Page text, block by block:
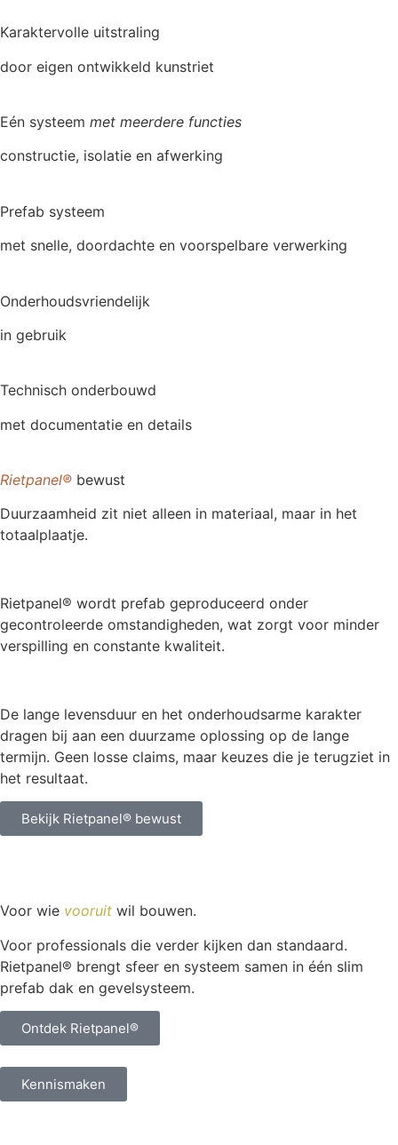
Karaktervolle uitstraling
door eigen ontwikkeld kunstriet
Eén systeem met meerdere functies
constructie, isolatie en afwerking
Prefab systeem
met snelle, doordachte en voorspelbare verwerking
Onderhoudsvriendelijk
in gebruik
Technisch onderbouwd
met documentatie en details
Rietpanel® bewust
Duurzaamheid zit niet alleen in materiaal, maar in het
totaalplaatje.
Rietpanel® wordt prefab geproduceerd onder
gecontroleerde omstandigheden, wat zorgt voor minder
verspilling en constante kwaliteit.
De lange levensduur en het onderhoudsarme karakter
dragen bij aan een duurzame oplossing op de lange
termijn. Geen losse claims, maar keuzes die je terugziet in
het resultaat.
Bekijk Rietpanel® bewust
Voor wie vooruit wil bouwen.
Voor professionals die verder kijken dan standaard.
Rietpanel® brengt sfeer en systeem samen in één slim
prefab dak en gevelsysteem.
Ontdek Rietpanel®
Kennismaken